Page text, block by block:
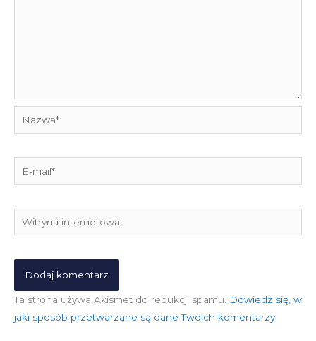
mail*
Witryna
internetowa
Ta strona używa Akismet do redukcji spamu. Dowiedz się, w
jaki sposób przetwarzane są dane Twoich komentarzy.